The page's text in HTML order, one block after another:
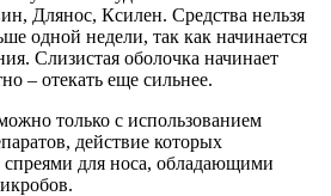
Длянос, Ксилен. Средства нельзя
одной недели, так как начинается
Слизистая оболочка начинает
– отекать еще сильнее.
только с использованием
действие которых
спреями для носа, обладающими